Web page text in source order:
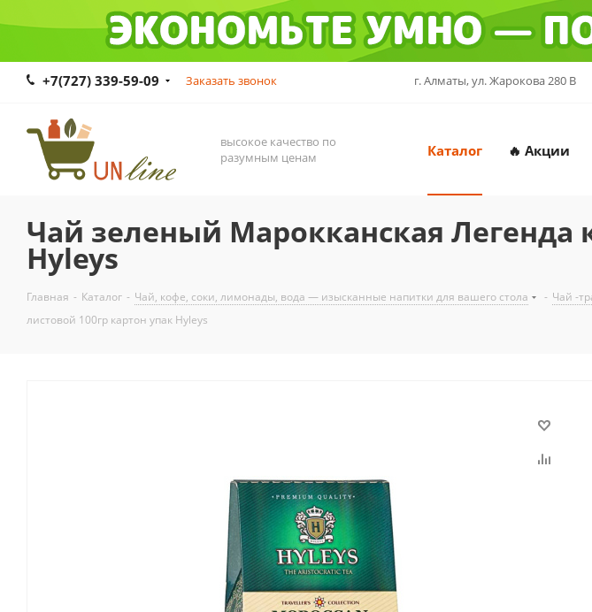
+7(727) 339-59-09 Заказать звонок г. Алматы, ул. Жарокова 280 В
высокое качество по
разумным ценам
Каталог 🔥 Акции
Чай зеленый Марокканская Легенда
Hyleys
Главная - Каталог - Чай, кофе, соки, лимонады, вода — изысканные напитки для вашего стола - Чай -
листовой 100гр картон упак Hyleys